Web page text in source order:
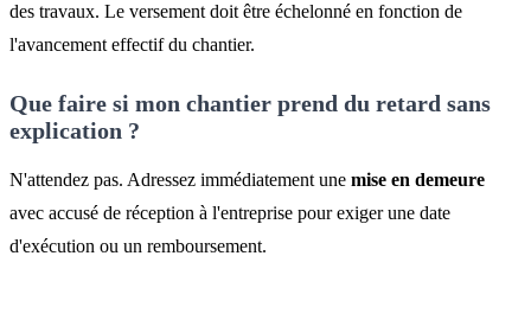
des travaux. Le versement doit être échelonné en fonction de
l'avancement effectif du chantier.
Que faire si mon chantier prend du retard sans
explication ?
N'attendez pas. Adressez immédiatement une mise en demeure
avec accusé de réception à l'entreprise pour exiger une date
d'exécution ou un remboursement.